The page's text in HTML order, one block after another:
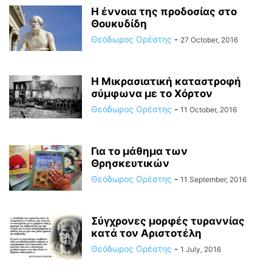
ΓΕΏΡΓΙΟΣ ΧΡΉΣΤΟΥ ΓΙΆΝΝΗΣ Β. ΚΩΒΑΊΟΣ ΓΙΆΝΝΗΣ ΚΟΛΟΒΌΣ
ΓΙΆΝΝΗΣ ΚΟΥΡΙΑΝΝΊΔΗΣ ΓΙΆΝΝΗΣ ΜΑΘΙΟΥΔΆΚΗΣ
ΓΙΆΝΝΗΣ ΜΑΤΖΑΒΡΆΚΟΣ ΓΙΆΝΝΗΣ ΠΑΠΑΘΑΝΑΣΊΟΥ
Η έννοια της προδοσίας στο
Θουκυδίδη
Θεόδωρος Ορέστης - 27 October, 2016
Η Μικρασιατική καταστροφή
σύμφωνα με το Χόρτον
Θεόδωρος Ορέστης - 11 October, 2016
Για το μάθημα των
Θρησκευτικών
Θεόδωρος Ορέστης - 11 September, 2016
Σύγχρονες μορφές τυραννίας
κατά τον Αριστοτέλη
Θεόδωρος Ορέστης - 1 July, 2016